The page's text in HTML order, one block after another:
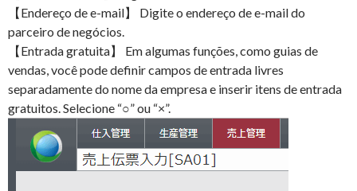
【Endereço de e-mail】 Digite o endereço de e-mail do
parceiro de negócios.
【Entrada gratuita】 Em algumas funções, como guias de
vendas, você pode definir campos de entrada livres
separadamente do nome da empresa e inserir itens de entrada
gratuitos. Selecione “○” ou “×”.